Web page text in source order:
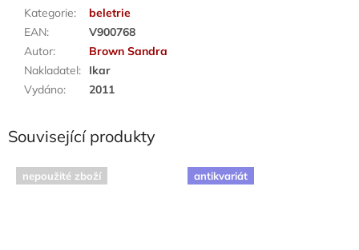
Kategorie:
beletrie
EAN:
V900768
Autor:
Brown Sandra
Nakladatel:
Ikar
Vydáno: 2011
Související produkty
nepoužité zboží antikvariát